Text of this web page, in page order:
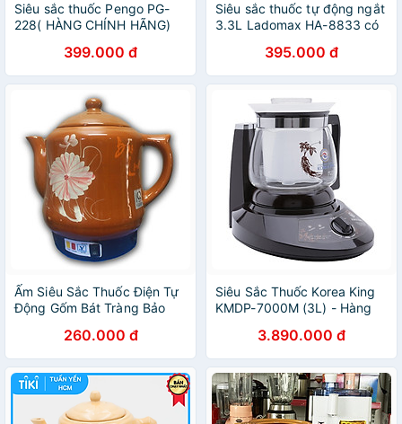
Siêu sắc thuốc Pengo PG-
228( HÀNG CHÍNH HÃNG)
399.000 đ
Siêu sắc thuốc tự động ngắt
3.3L Ladomax HA-8833 có
men, ấm tự chuyển sang
chế độ hâm-Hàng chính
hãng
395.000 đ
Ấm Siêu Sắc Thuốc Điện Tự
Động Gốm Bát Tràng Bảo
368T (5 lít) - Màu Ngẫu
Nhiên - Hàng Chính Hãng
260.000 đ
Siêu Sắc Thuốc Korea King
KMDP-7000M (3L) - Hàng
3.890.000 đ